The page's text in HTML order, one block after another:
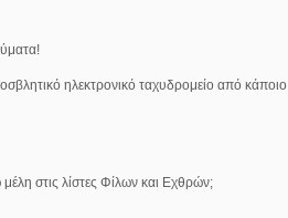
ηλεκτρονικό ταχυδρομείο από κάποιο
στις λίστες Φίλων και Εχθρών;